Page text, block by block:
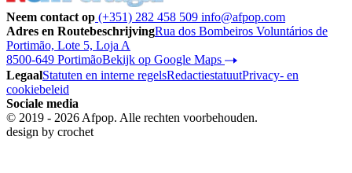
Neem contact op (+351) 282 458 509 info@afpop.com
Adres en RoutebeschrijvingRua dos Bombeiros Voluntários de
Portimão, Lote 5, Loja A
8500-649 PortimãoBekijk op Google Maps
LegaalStatuten en interne regelsRedactiestatuutPrivacy- en
cookiebeleid
Sociale media
© 2019 - 2026 Afpop. Alle rechten voorbehouden.
design by crochet